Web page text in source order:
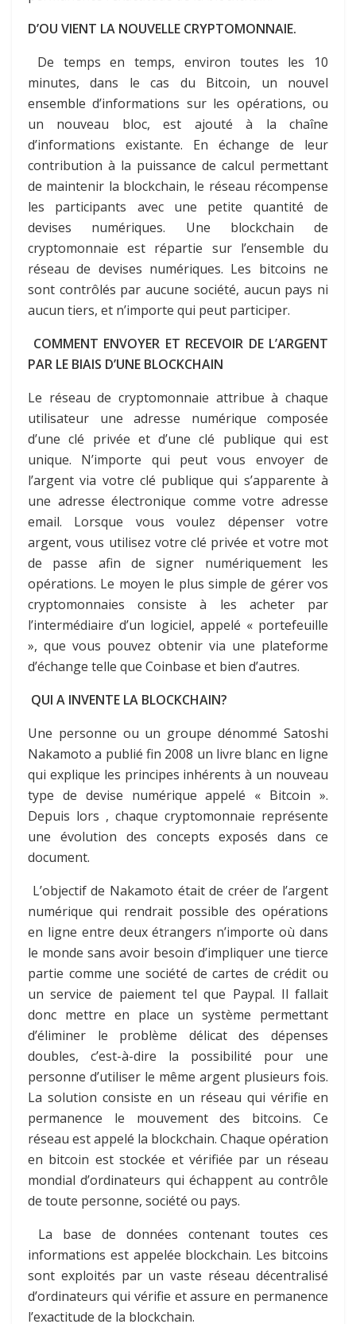
D’OU VIENT LA NOUVELLE CRYPTOMONNAIE.
De temps en temps, environ toutes les 10
minutes, dans le cas du Bitcoin, un nouvel
ensemble d’informations sur les opérations, ou
un nouveau bloc, est ajouté à la chaîne
d’informations existante. En échange de leur
contribution à la puissance de calcul permettant
de maintenir la blockchain, le réseau récompense
les participants avec une petite quantité de
devises numériques. Une blockchain de
cryptomonnaie est répartie sur l’ensemble du
réseau de devises numériques. Les bitcoins ne
sont contrôlés par aucune société, aucun pays ni
aucun tiers, et n’importe qui peut participer.
COMMENT ENVOYER ET RECEVOIR DE L’ARGENT
PAR LE BIAIS D’UNE BLOCKCHAIN
Le réseau de cryptomonnaie attribue à chaque
utilisateur une adresse numérique composée
d’une clé privée et d’une clé publique qui est
unique. N’importe qui peut vous envoyer de
l’argent via votre clé publique qui s’apparente à
une adresse électronique comme votre adresse
email. Lorsque vous voulez dépenser votre
argent, vous utilisez votre clé privée et votre mot
de passe afin de signer numériquement les
opérations. Le moyen le plus simple de gérer vos
cryptomonnaies consiste à les acheter par
l’intermédiaire d’un logiciel, appelé « portefeuille
», que vous pouvez obtenir via une plateforme
d’échange telle que Coinbase et bien d’autres.
QUI A INVENTE LA BLOCKCHAIN?
Une personne ou un groupe dénommé Satoshi
Nakamoto a publié fin 2008 un livre blanc en ligne
qui explique les principes inhérents à un nouveau
type de devise numérique appelé « Bitcoin ».
Depuis lors , chaque cryptomonnaie représente
une évolution des concepts exposés dans ce
document.
L’objectif de Nakamoto était de créer de l’argent
numérique qui rendrait possible des opérations
en ligne entre deux étrangers n’importe où dans
le monde sans avoir besoin d’impliquer une tierce
partie comme une société de cartes de crédit ou
un service de paiement tel que Paypal. Il fallait
donc mettre en place un système permettant
d’éliminer le problème délicat des dépenses
doubles, c’est-à-dire la possibilité pour une
personne d’utiliser le même argent plusieurs fois.
La solution consiste en un réseau qui vérifie en
permanence le mouvement des bitcoins. Ce
réseau est appelé la blockchain. Chaque opération
en bitcoin est stockée et vérifiée par un réseau
mondial d’ordinateurs qui échappent au contrôle
de toute personne, société ou pays.
La base de données contenant toutes ces
informations est appelée blockchain. Les bitcoins
sont exploités par un vaste réseau décentralisé
d’ordinateurs qui vérifie et assure en permanence
l’exactitude de la blockchain.